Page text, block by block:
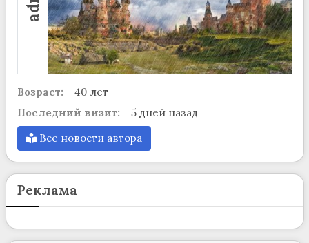
Возраст:
40 лет
Последний визит:
5 дней назад
Все новости автора
Реклама